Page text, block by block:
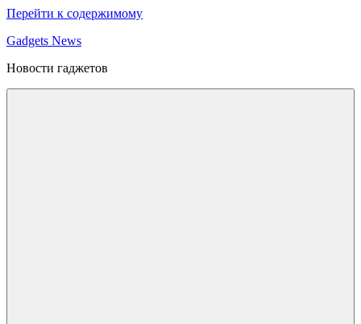
Перейти к содержимому
Gadgets News
Новости гаджетов